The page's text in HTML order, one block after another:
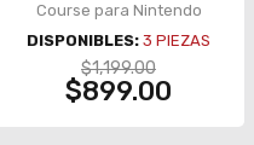
Course para Nintendo
Switch - HAC-P-ASVUG
DISPONIBLES: 3 PIEZAS
$1,199.00
$899.00